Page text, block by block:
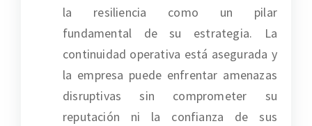
la resiliencia como un pilar
fundamental de su estrategia. La
continuidad operativa está asegurada y
la empresa puede enfrentar amenazas
disruptivas sin comprometer su
reputación ni la confianza de sus